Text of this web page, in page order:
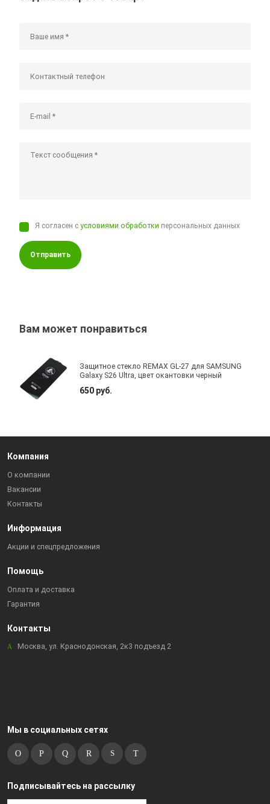
Я согласен сусловиями обработки персональных данных
Отправить
Вам может понравиться
Защитное стекло REMAX GL-27 для SAMSUNG
Galaxy S26 Ultra, цвет окантовки черный
650 руб.
Компания
О компании
Вакансии
Контакты
Информация
Акции и спецпредложения
Помощь
Оплата и доставка
Гарантия
Контакты
Москва, ул. Краснодонская, 2к3 подъезд 2
Мы в социальных сетях
Подписывайтесь на рассылку